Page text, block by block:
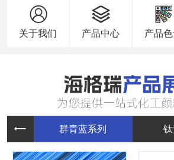
关于我们 产品中心 产品
群青蓝系 钛